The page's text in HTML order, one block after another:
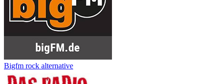
Bigfm rock alternative